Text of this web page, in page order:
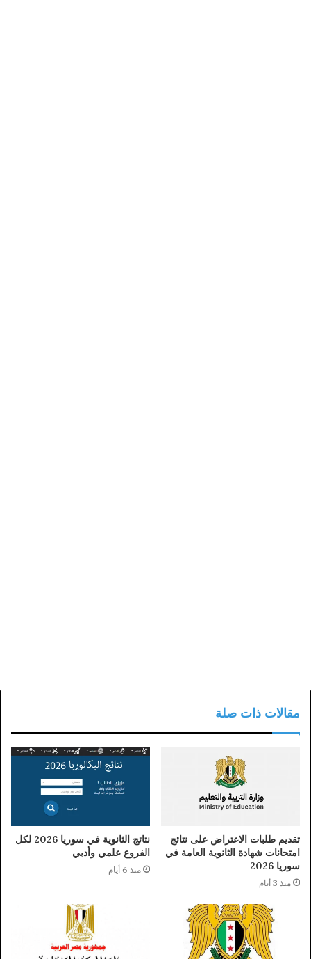
مقالات ذات صلة
تقديم طلبات الاعتراض على نتائج
امتحانات شهادة الثانوية العامة في
سوريا 2026
منذ 3 أيام
نتائج الثانوية في سوريا 2026 لكل
الفروع علمي وأدبي
منذ 6 أيام